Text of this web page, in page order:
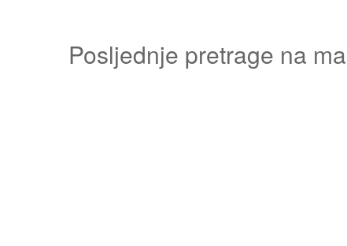
Posljednje pretrage na